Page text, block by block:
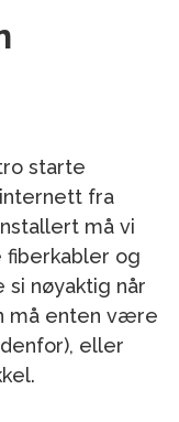
starte
fra
må vi
fiberkabler og
si nøyaktig når
må enten være
eller